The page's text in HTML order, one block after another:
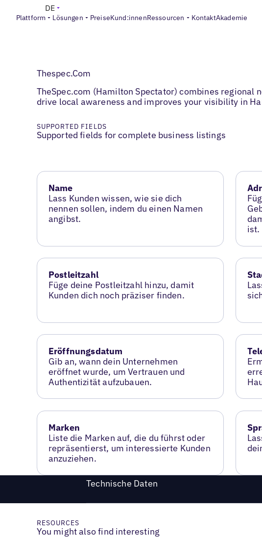
Plattform Lösungen PreiseKund:innenRessourcen KontaktAkademie
DE
Thespec.Com
TheSpec.com (Hamilton Spectator) combines
drive local awareness and improves your visibility in
SUPPORTED FIELDS
Supported fields for complete business listings
Name
Lass Kunden wissen, wie sie dich
nennen sollen, indem du einen Namen
angibst.
ist.
Postleitzahl
Füge deine Postleitzahl hinzu, damit
Kunden dich noch präziser finden.
Eröffnungsdatum
Gib an, wann dein Unternehmen
eröffnet wurde, um Vertrauen und
Authentizität aufzubauen.
Marken
Liste die Marken auf, die du führst oder
repräsentierst, um interessierte Kunden
anzuziehen.
Technische Daten
RESOURCES
You might also find interesting